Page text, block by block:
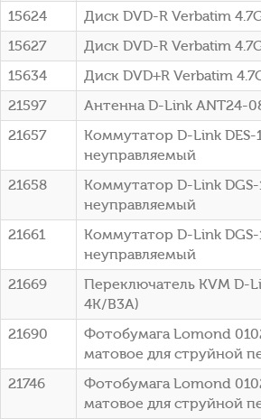
15624
Диск DVD-R Verbatim
15627
Диск DVD-R Verbatim
15634
Диск DVD+R Verbatim
21597
Антенна D-Link ANT24-
21657
Коммутатор D-Link
неуправляемый
21658
Коммутатор D-Link
неуправляемый
21661
Коммутатор D-Link
неуправляемый
21669
Переключатель KVM D-
4K/B3A)
21690
Фотобумага Lomond
матовое для струйной
21746
Фотобумага Lomond
матовое для струйной